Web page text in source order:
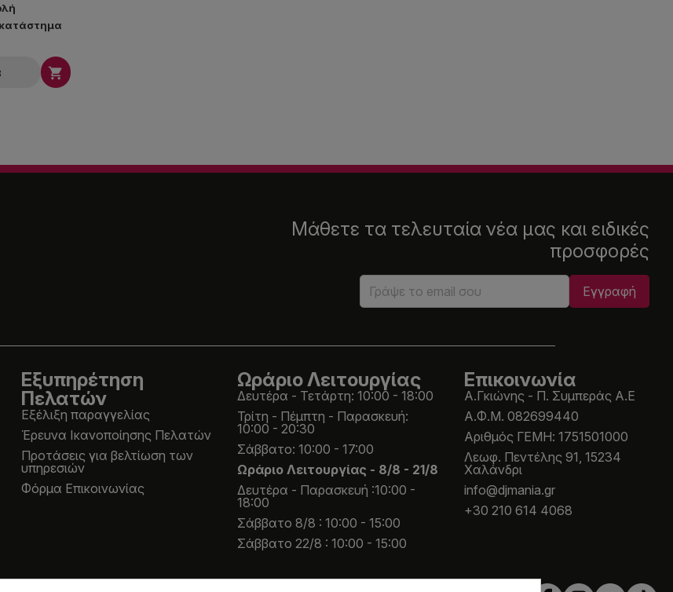

Μάθετε τα τελευταία νέα μας και ειδικές
προσφορές
Εξυπηρέτηση
Πελατών
Εξέλιξη παραγγελίας
Έρευνα Ικανοποίησης Πελατών
Προτάσεις για βελτίωση των
υπηρεσιών
Φόρμα Επικοινωνίας
Ωράριο Λειτουργίας
Δευτέρα - Τετάρτη: 10:00 - 18:00
Τρίτη - Πέμπτη - Παρασκευή:
10:00 - 20:30
Σάββατο: 10:00 - 17:00
Ωράριο Λειτουργίας - 8/8 - 21/8
Δευτέρα - Παρασκευή :10:00 -
18:00
Σάββατο 8/8 : 10:00 - 15:00
Σάββατο 22/8 : 10:00 - 15:00
Επικοινωνία
Α.Γκιώνης - Π. Συμπεράς Α.Ε
Α.Φ.Μ. 082699440
Aριθμός ΓΕΜΗ: 1751501000
Λεωφ. Πεντέλης 91, 15234
Χαλάνδρι
info@djmania.gr
+30 210 614 4068